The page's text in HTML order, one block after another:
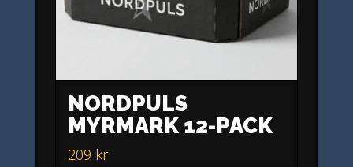
NORDPULS
MYRMARK 12-PACK
209 kr